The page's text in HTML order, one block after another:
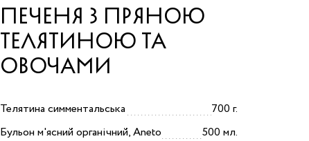
ПЕЧЕНЯ З ПРЯНОЮ
ТЕЛЯТИНОЮ ТА
ОВОЧАМИ
Телятина симментальська
700 г.
Бульон м'ясний органічний, Aneto
500 мл.